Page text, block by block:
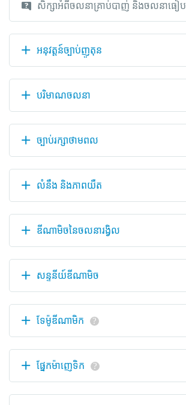
សិក្សាអំពីចលនាគ្រាប់បាញ់ និងចលនាធៀប
អនុវត្តន៍ច្បាប់ញូតុន
បរិមាណចលនា
ច្បាប់រក្សាថាមពល
លំនឹង និងភាពយឺត
ឌីណាមិចនៃចលនារង្វិល
សន្ទនីយ៍ឌីណាមិច
ទែម៉ូឌីណាមិក ?
ផ្នែកម៉ាញេទិក ?